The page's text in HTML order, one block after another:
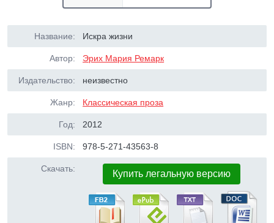
Название: Искра жизни
Автор: Эрих Мария Ремарк
Издательство: неизвестно
Жанр: Классическая проза
Год: 2012
ISBN: 978-5-271-43563-8
Скачать: Купить легальную версию